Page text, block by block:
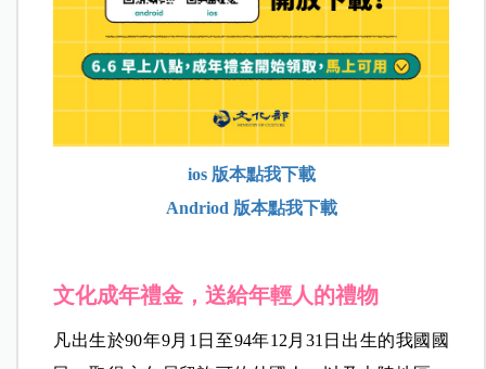
ios 版本點我下載
Andriod 版本點我下載
文化成年禮金，送給年輕人的禮物
凡出生於90年9月1日至94年12月31日出生的我國國